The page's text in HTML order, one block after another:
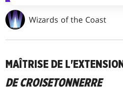
Wizards of the Coast
MAÎTRISE DE L'EXTENSION
DE CROISETONNERRE